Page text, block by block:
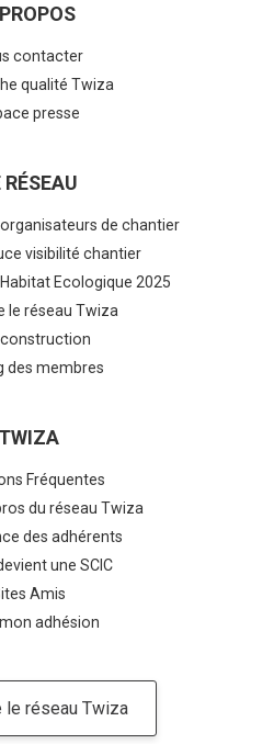
contacter
qualité Twiza
presse
RÉSEAU
de chantier
visibilité chantier
Ecologique 2025
le réseau Twiza
des membres
TWIZA
Fréquentes
du réseau Twiza
des adhérents
une SCIC
Amis
adhésion
le réseau Twiza